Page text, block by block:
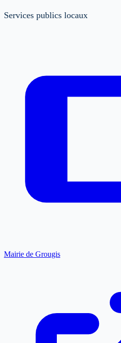
Services publics locaux
Mairie de Grougis